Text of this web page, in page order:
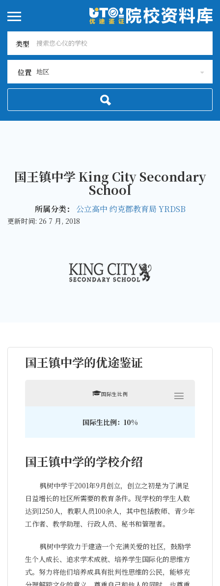
类型
位置 地区
国王镇中学 King City Secondary
School
所属分类： 公立高中 约克郡教育局 YRDSB
更新时间: 26 7 月, 2018
国王镇中学的优途鉴证
国际生比例
国际生比例：10%
国王镇中学的学校介绍
枫树中学于2001年9月创立，创立之初是为了满足
日益增长的社区所需要的教育条件。现学校的学生人数
达到1250人，教职人员100余人，其中包括教师、青少年
工作者、教学助理、行政人员、秘书和管理者。
枫树中学致力于建造一个充满关爱的社区，鼓励学
生个人成长、追求学术成就、培养学生国际化的思维方
式。努力将他们培养成具有批判性思维的公民，能够充